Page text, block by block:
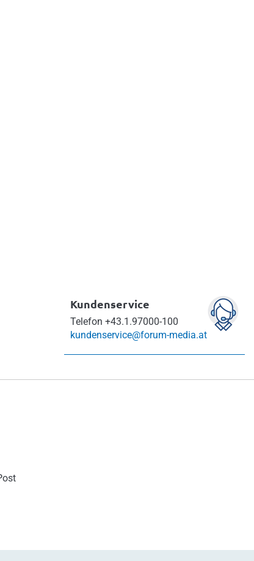
Kundenservice
Telefon +43.1.97000-100
kundenservice@forum-media.at